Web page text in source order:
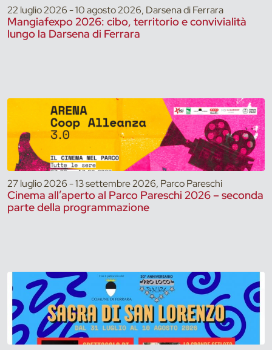
22 luglio 2026 - 10 agosto 2026, Darsena di Ferrara
Mangiafexpo 2026: cibo, territorio e convivialità
lungo la Darsena di Ferrara
27 luglio 2026 - 13 settembre 2026, Parco Pareschi
Cinema all’aperto al Parco Pareschi 2026 – seconda
parte della programmazione